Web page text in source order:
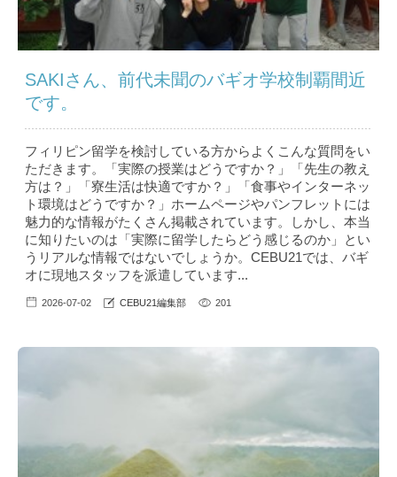
SAKIさん、前代未聞のバギオ学校制覇間近
です。
フィリピン留学を検討している方からよくこんな質問をい
ただきます。「実際の授業はどうですか？」「先生の教え
方は？」「寮生活は快適ですか？」「食事やインターネッ
ト環境はどうですか？」ホームページやパンフレットには
魅力的な情報がたくさん掲載されています。しかし、本当
に知りたいのは「実際に留学したらどう感じるのか」とい
うリアルな情報ではないでしょうか。CEBU21では、バギ
オに現地スタッフを派遣しています...
2026-07-02 CEBU21編集部 201